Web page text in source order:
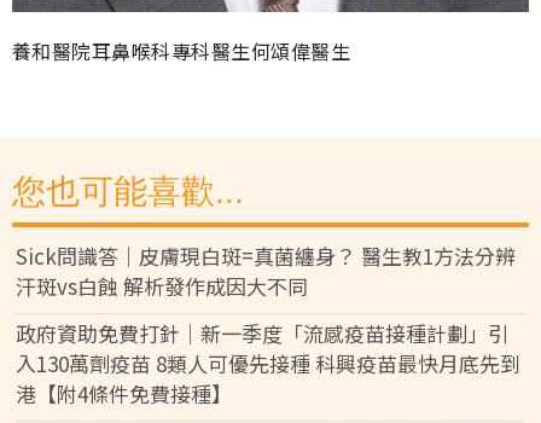
養和醫院耳鼻喉科專科醫生何頌偉醫生
您也可能喜歡...
Sick問識答｜皮膚現白斑=真菌纏身？ 醫生教1方法分辨
汗斑vs白蝕 解析發作成因大不同
政府資助免費打針｜新一季度「流感疫苗接種計劃」引
入130萬劑疫苗 8類人可優先接種 科興疫苗最快月底先到
港【附4條件免費接種】